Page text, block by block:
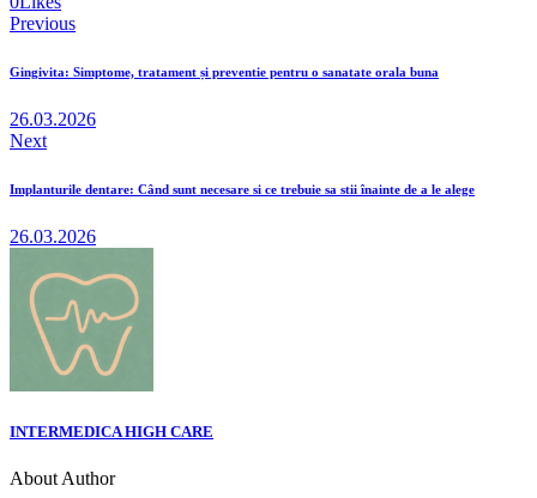
Previous
Gingivita: Simptome, tratament și preventie pentru o sanatate orala buna
26.03.2026
Next
Implanturile dentare: Când sunt necesare si ce trebuie sa stii înainte de a le alege
26.03.2026
INTERMEDICA HIGH CARE
About Author